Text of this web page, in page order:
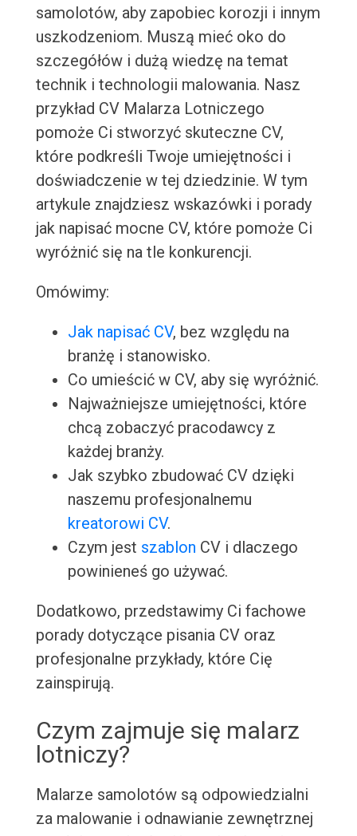
samolotów, aby zapobiec korozji i innym
uszkodzeniom. Muszą mieć oko do
szczegółów i dużą wiedzę na temat
technik i technologii malowania. Nasz
przykład CV Malarza Lotniczego
pomoże Ci stworzyć skuteczne CV,
które podkreśli Twoje umiejętności i
doświadczenie w tej dziedzinie. W tym
artykule znajdziesz wskazówki i porady
jak napisać mocne CV, które pomoże Ci
wyróżnić się na tle konkurencji.
Omówimy:
Jak napisać CV, bez względu na
branżę i stanowisko.
Co umieścić w CV, aby się wyróżnić.
Najważniejsze umiejętności, które
chcą zobaczyć pracodawcy z
każdej branży.
Jak szybko zbudować CV dzięki
naszemu profesjonalnemu
kreatorowi CV.
Czym jest szablon CV i dlaczego
powinieneś go używać.
Dodatkowo, przedstawimy Ci fachowe
porady dotyczące pisania CV oraz
profesjonalne przykłady, które Cię
zainspirują.
Czym zajmuje się malarz
lotniczy?
Malarze samolotów są odpowiedzialni
za malowanie i odnawianie zewnętrznej